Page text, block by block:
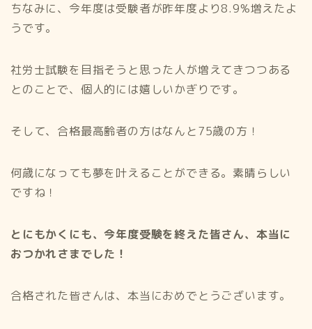
ちなみに、今年度は受験者が昨年度より8.9%増えたよ
うです。
社労士試験を目指そうと思った人が増えてきつつある
とのことで、個人的には嬉しいかぎりです。
そして、合格最高齢者の方はなんと75歳の方！
何歳になっても夢を叶えることができる。素晴らしい
ですね！
とにもかくにも、今年度受験を終えた皆さん、本当に
おつかれさまでした！
合格された皆さんは、本当におめでとうございます。